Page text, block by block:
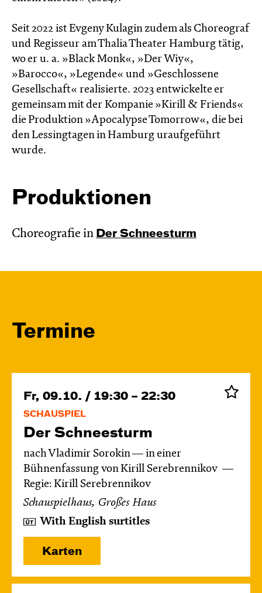
Seit 2022 ist Evgeny Kulagin zudem als Choreograf
und Regisseur am Thalia Theater Hamburg tätig,
wo er u. a. »Black Monk«, »Der Wiy«,
»Barocco«, »Legende« und »Geschlossene
Gesellschaft« realisierte. 2023 entwickelte er
gemeinsam mit der Kompanie »Kirill & Friends«
die Produktion »Apocalypse Tomorrow«, die bei
den Lessingtagen in Hamburg uraufgeführt
wurde.
Produktionen
Choreografie in Der Schnee­sturm
Termine
Fr, 09.10. / 19:30 – 22:30
SCHAUSPIEL
Der Schnee­sturm
nach Vladimir Sorokin — in einer
Bühnenfassung von Kirill Serebrennikov
Regie: Kirill Serebrennikov
Schauspielhaus, Großes Haus
With English surtitles
Karten